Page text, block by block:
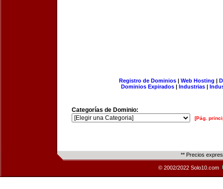
Registro de Dominios| Web Hosting |
Dominios Expirados | Industrias |
Categorías de Dominio:
[Pág.
** Precios
© 2002/2022 Solo10.com